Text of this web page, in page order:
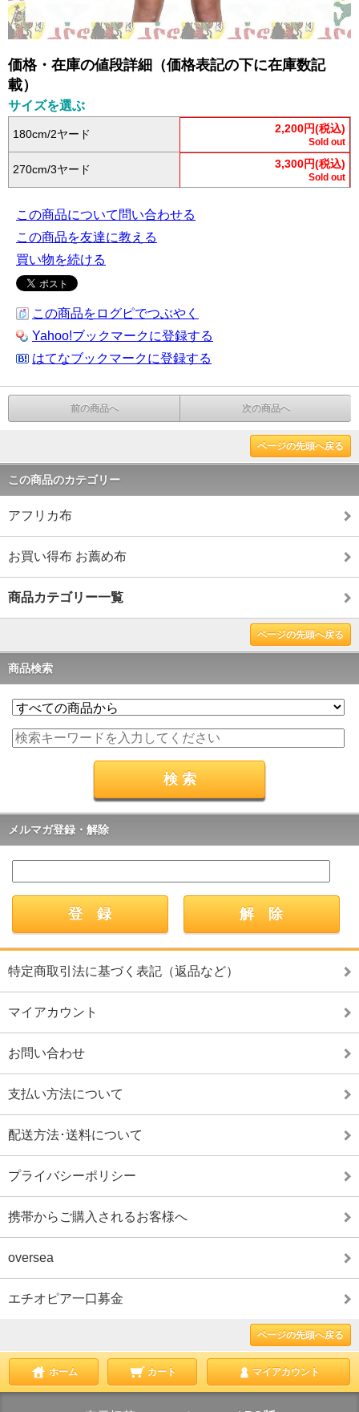
価格・在庫の値段詳細（価格表記の下に在庫数記
載）
サイズを選ぶ
180cm/2ヤード 2,200円(税込)
Sold out
270cm/3ヤード 3,300円(税込)
Sold out
この商品について問い合わせる
この商品を友達に教える
買い物を続ける
この商品をログピでつぶやく
Yahoo!ブックマークに登録する
はてなブックマークに登録する
前の商品へ 次の商品へ
ページの先頭へ戻る
この商品のカテゴリー
アフリカ布
お買い得布 お薦め布
商品カテゴリー一覧
ページの先頭へ戻る
商品検索
メルマガ登録・解除
特定商取引法に基づく表記（返品など）
マイアカウント
お問い合わせ
支払い方法について
配送方法･送料について
プライバシーポリシー
携帯からご購入されるお客様へ
oversea
エチオピア一口募金
ページの先頭へ戻る
ホーム カート マイアカウント